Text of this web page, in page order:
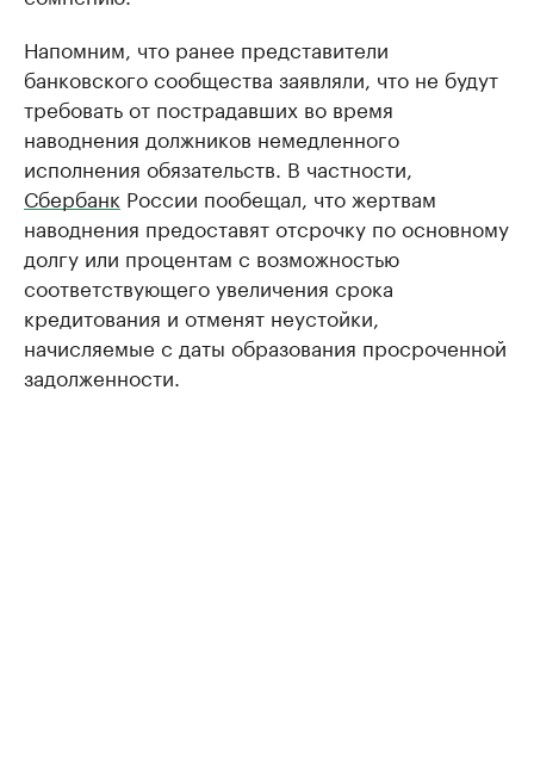
Напомним, что ранее представители
банковского сообщества заявляли, что не будут
требовать от пострадавших во время
наводнения должников немедленного
исполнения обязательств. В частности,
Сбербанк России пообещал, что жертвам
наводнения предоставят отсрочку по основному
долгу или процентам с возможностью
соответствующего увеличения срока
кредитования и отменят неустойки,
начисляемые с даты образования просроченной
задолженности.